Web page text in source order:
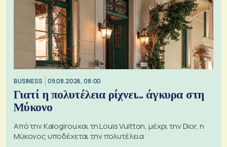
BUSINESS 09.08.2026, 08:00
Γιατί η πολυτέλεια ρίχνει... άγκυρα στη
Μύκονο
Από την Kalogirou και τη Louis Vuitton, μέχρι την Dior, η
Μύκονος υποδέχεται την πολυτέλεια